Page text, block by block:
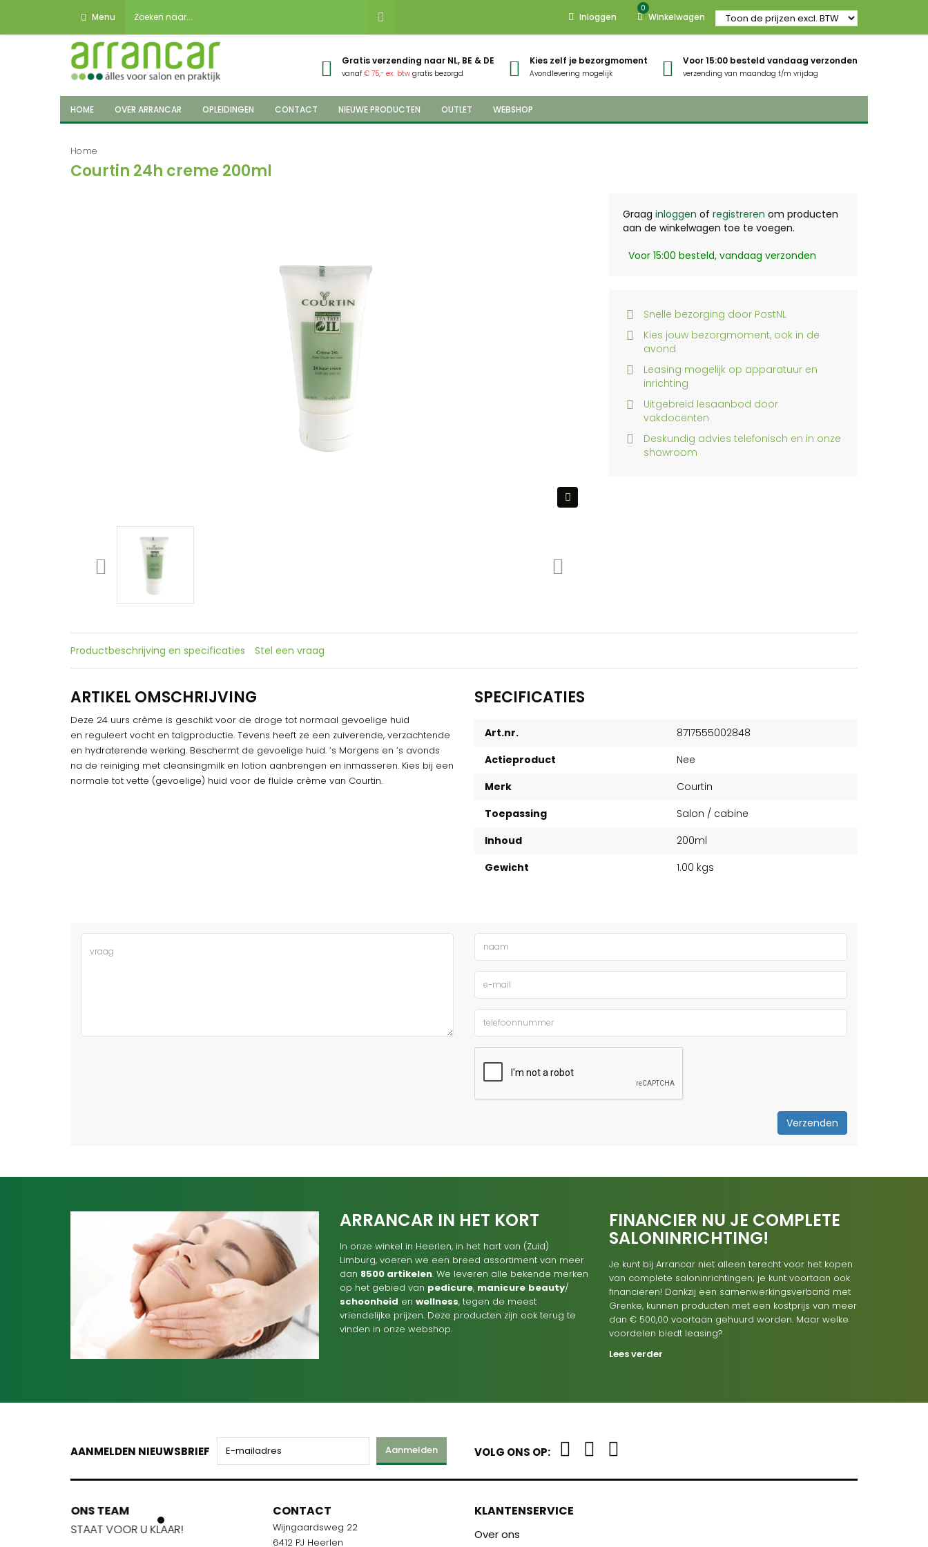
Menu Inloggen
0
Winkelwagen
Gratis verzending naar NL, BE & DE
vanaf€ 75,- ex. btw gratis bezorgd
Kies zelf je bezorgmoment
Avondlevering mogelijk
Voor 15:00 besteld vandaag verzonden
verzending van maandag t/m vrijdag
HOME OVER ARRANCAR OPLEIDINGEN CONTACT NIEUWE PRODUCTEN OUTLET WEBSHOP
Home
Courtin 24h creme 200ml
Graag inloggen of registreren om producten
aan de winkelwagen toe te voegen.
Voor 15:00 besteld, vandaag verzonden
Snelle bezorging door PostNL
Kies jouw bezorgmoment, ook in de
avond
Leasing mogelijk op apparatuur en
inrichting
Uitgebreid lesaanbod door
vakdocenten
Deskundig advies telefonisch en in onze
showroom
Productbeschrijving en specificaties Stel een vraag
ARTIKEL OMSCHRIJVING
Deze 24 uurs crème is geschikt voor de droge tot normaal gevoelige huid
en reguleert vocht en talgproductie. Tevens heeft ze een zuiverende, verzachtende
en hydraterende werking. Beschermt de gevoelige huid. ’s Morgens en ’s avonds
na de reiniging met cleansingmilk en lotion aanbrengen en inmasseren. Kies bij een
normale tot vette (gevoelige) huid voor de fluïde crème van Courtin.
SPECIFICATIES
Art.nr.
8717555002848
Actieproduct
Nee
Merk
Courtin
Toepassing
Salon / cabine
Inhoud
200ml
Gewicht
1.00 kgs
Verzenden
ARRANCAR IN HET KORT
In onze winkel in Heerlen, in het hart van (Zuid)
Limburg, voeren we een breed assortiment van meer
dan 8500 artikelen. We leveren alle bekende merken
op het gebied van pedicure, manicure beauty/
schoonheid en wellness, tegen de meest
vriendelijke prijzen. Deze producten zijn ook terug te
vinden in onze webshop.
FINANCIER NU JE COMPLETE
SALONINRICHTING!
Je kunt bij Arrancar niet alleen terecht voor het kopen
van complete saloninrichtingen; je kunt voortaan ook
financieren! Dankzij een samenwerkingsverband met
Grenke, kunnen producten met een kostprijs van meer
dan € 500,00 voortaan gehuurd worden. Maar welke
voordelen biedt leasing?
Lees verder
AANMELDEN NIEUWSBRIEF Aanmelden VOLG ONS OP:
ONS TEAM
STAAT VOOR U KLAAR!
ONS TEAM
STAAT VOOR U KLAAR!
CONTACT
Wijngaardsweg 22
6412 PJ Heerlen
KLANTENSERVICE
Over ons